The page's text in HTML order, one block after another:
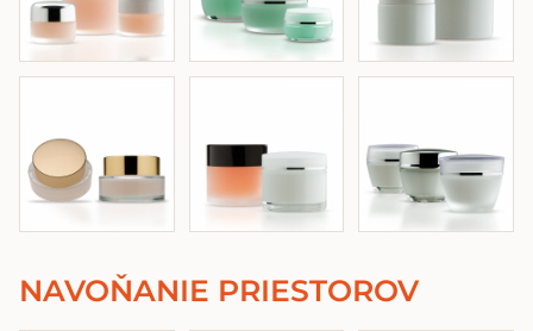
NAVOŇANIE PRIESTOROV